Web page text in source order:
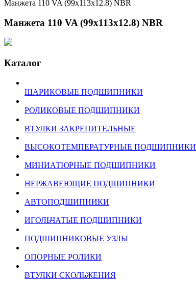
Манжета 110 VA (99x113x12.8) NBR
Манжета 110 VA (99x113x12.8) NBR
Каталог
ШАРИКОВЫЕ ПОДШИПНИКИ
РОЛИКОВЫЕ ПОДШИПНИКИ
ВТУЛКИ ЗАКРЕПИТЕЛЬНЫЕ
ВЫСОКОТЕМПЕРАТУРНЫЕ ПОДШИПНИКИ
МИНИАТЮРНЫЕ ПОДШИПНИКИ
НЕРЖАВЕЮЩИЕ ПОДШИПНИКИ
АВТОПОДШИПНИКИ
ИГОЛЬЧАТЫЕ ПОДШИПНИКИ
ПОДШИПНИКОВЫЕ УЗЛЫ
ОПОРНЫЕ РОЛИКИ
ВТУЛКИ СКОЛЬЖЕНИЯ